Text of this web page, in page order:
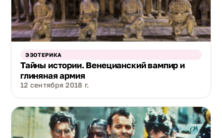
ЭЗОТЕРИКА
Тайны истории. Венецианский вампир и
глиняная армия
12 сентября 2018 г.